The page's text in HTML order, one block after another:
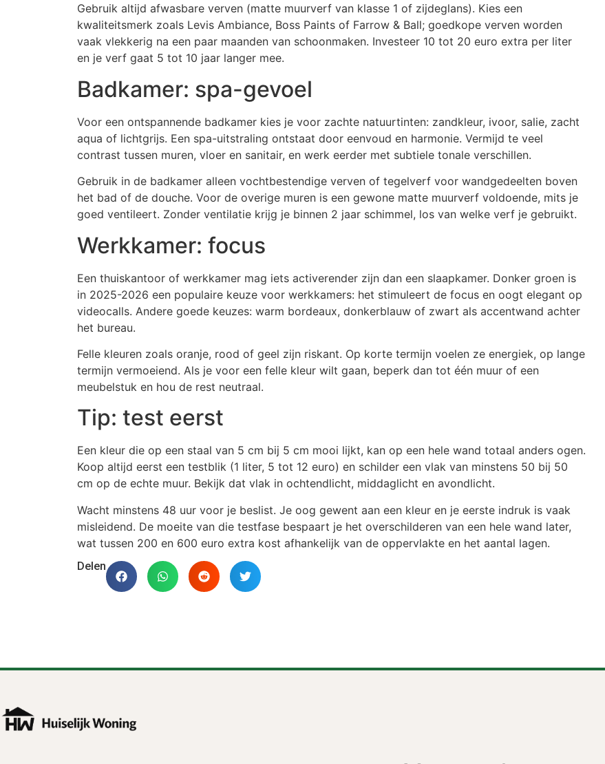
Gebruik altijd afwasbare verven (matte muurverf van klasse 1 of zijdeglans). Kies een
kwaliteitsmerk zoals Levis Ambiance, Boss Paints of Farrow & Ball; goedkope verven worden
vaak vlekkerig na een paar maanden van schoonmaken. Investeer 10 tot 20 euro extra per liter
en je verf gaat 5 tot 10 jaar langer mee.
Badkamer: spa-gevoel
Voor een ontspannende badkamer kies je voor zachte natuurtinten: zandkleur, ivoor, salie, zacht
aqua of lichtgrijs. Een spa-uitstraling ontstaat door eenvoud en harmonie. Vermijd te veel
contrast tussen muren, vloer en sanitair, en werk eerder met subtiele tonale verschillen.
Gebruik in de badkamer alleen vochtbestendige verven of tegelverf voor wandgedeelten boven
het bad of de douche. Voor de overige muren is een gewone matte muurverf voldoende, mits je
goed ventileert. Zonder ventilatie krijg je binnen 2 jaar schimmel, los van welke verf je gebruikt.
Werkkamer: focus
Een thuiskantoor of werkkamer mag iets activerender zijn dan een slaapkamer. Donker groen is
in 2025-2026 een populaire keuze voor werkkamers: het stimuleert de focus en oogt elegant op
videocalls. Andere goede keuzes: warm bordeaux, donkerblauw of zwart als accentwand achter
het bureau.
Felle kleuren zoals oranje, rood of geel zijn riskant. Op korte termijn voelen ze energiek, op lange
termijn vermoeiend. Als je voor een felle kleur wilt gaan, beperk dan tot één muur of een
meubelstuk en hou de rest neutraal.
Tip: test eerst
Een kleur die op een staal van 5 cm bij 5 cm mooi lijkt, kan op een hele wand totaal anders ogen.
Koop altijd eerst een testblik (1 liter, 5 tot 12 euro) en schilder een vlak van minstens 50 bij 50
cm op de echte muur. Bekijk dat vlak in ochtendlicht, middaglicht en avondlicht.
Wacht minstens 48 uur voor je beslist. Je oog gewent aan een kleur en je eerste indruk is vaak
misleidend. De moeite van die testfase bespaart je het overschilderen van een hele wand later,
wat tussen 200 en 600 euro extra kost afhankelijk van de oppervlakte en het aantal lagen.
Delen